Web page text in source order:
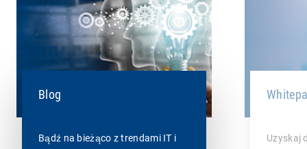
Blog
Bądź na bieżąco z trendami IT i
Uzyskaj